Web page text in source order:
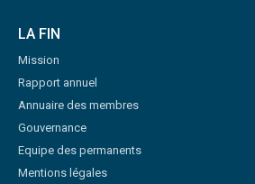
LA FIN
Mission
Rapport annuel
Annuaire des membres
Gouvernance
Equipe des permanents
Mentions légales